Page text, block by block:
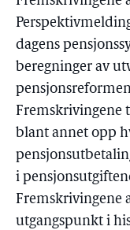
dagens
beregninger av
Fremskrivingene
blant annet opp
i
Fremskrivingene
utgangspunkt i